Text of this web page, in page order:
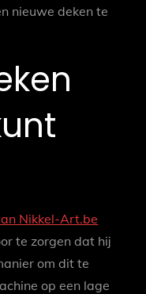
nieuwe deken te
Nikkel-Art.be
te zorgen dat hij
om dit te
op een lage